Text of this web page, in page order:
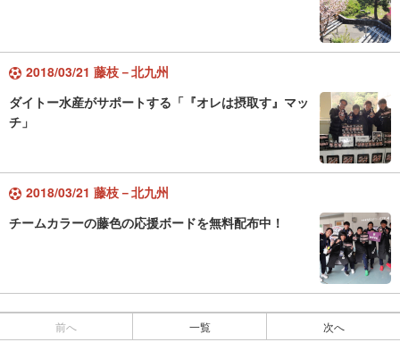
2018/03/21 藤枝－北九州
ダイトー水産がサポートする「『オレは摂取す』マッ
チ」
2018/03/21 藤枝－北九州
チームカラーの藤色の応援ボードを無料配布中！
前へ 一覧 次へ